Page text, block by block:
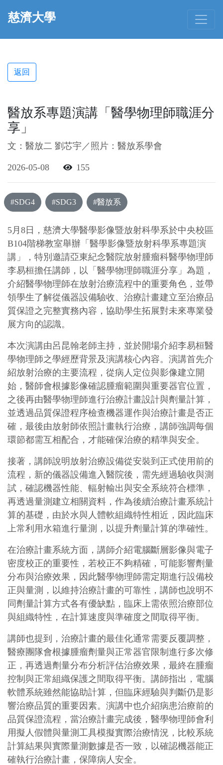
慈濟大學
返回
醫放系專題演講「醫學物理師職涯分
享」
文：醫放二 劉芯宇／照片：醫放系學會
2026-05-08 155
#SDG4 #SDG3 #醫放系
5月8日，慈濟大學醫學影像暨放射科學系於中央校區
B104階梯教室舉辦「醫學影像暨放射科學系專題演
講」，特別邀請亞東紀念醫院放射腫瘤科醫學物理師
李易桓擔任講師，以「醫學物理師職涯分享」為題，
介紹醫學物理師在放射治療流程中的重要角色，並帶
領學生了解從儀器設備驗收、治療計畫建立至治療品
質保證之完整實務內容，協助學生拓展對未來專業發
展方向的認識。
本次演講由呂昆翰老師主持，並於開場介紹李易桓醫
學物理師之學經歷背景及演講核心內容。演講首先介
紹放射治療的主要流程，從病人定位與影像建立開
始，醫師會根據影像確認腫瘤範圍與重要器官位置，
之後再由醫學物理師進行治療計畫設計與劑量計算，
並透過品質保證程序檢查機器運作與治療計畫是否正
確，最後由放射師依照計畫執行治療，講師強調每個
環節都需互相配合，才能確保治療的精準與安全。
接著，講師說明放射治療設備從安裝到正式使用前的
流程，新的儀器設備進入醫院後，需先經過驗收與測
試，確認機器性能、輻射輸出與安全系統符合標準，
再透過量測建立相關資料，作為後續治療計畫系統計
算的基礎，由於水與人體軟組織特性相近，因此臨床
上常利用水箱進行量測，以提升劑量計算的準確性。
在治療計畫系統方面，講師介紹電腦斷層影像與電子
密度校正的重要性，若校正不夠精確，可能影響劑量
分布與治療效果，因此醫學物理師需定期進行設備校
正與量測，以維持治療計畫的可靠性，講師也說明不
同劑量計算方式各有優缺點，臨床上需依照治療部位
與組織特性，在計算速度與準確度之間取得平衡。
講師也提到，治療計畫的最佳化通常需要反覆調整，
醫療團隊會根據腫瘤劑量與正常器官限制進行多次修
正，再透過劑量分布分析評估治療效果，最終在腫瘤
控制與正常組織保護之間取得平衡。講師指出，電腦
軟體系統雖然能協助計算，但臨床經驗與判斷仍是影
響治療品質的重要因素。演講中也介紹病患治療前的
品質保證流程，當治療計畫完成後，醫學物理師會利
用擬人假體與量測工具模擬實際治療情況，比較系統
計算結果與實際量測數據是否一致，以確認機器能正
確執行治療計畫，保障病人安全。